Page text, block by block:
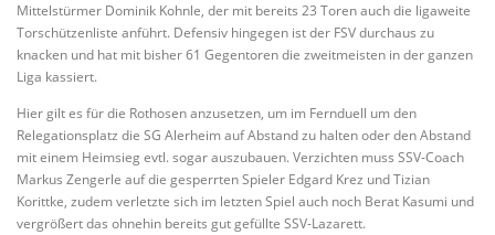
Mittelstürmer Dominik Kohnle, der mit bereits 23 Toren auch die ligaweite
Torschützenliste anführt. Defensiv hingegen ist der FSV durchaus zu
knacken und hat mit bisher 61 Gegentoren die zweitmeisten in der ganzen
Liga kassiert.
Hier gilt es für die Rothosen anzusetzen, um im Fernduell um den
Relegationsplatz die SG Alerheim auf Abstand zu halten oder den Abstand
mit einem Heimsieg evtl. sogar auszubauen. Verzichten muss SSV-Coach
Markus Zengerle auf die gesperrten Spieler Edgard Krez und Tizian
Korittke, zudem verletzte sich im letzten Spiel auch noch Berat Kasumi und
vergrößert das ohnehin bereits gut gefüllte SSV-Lazarett.